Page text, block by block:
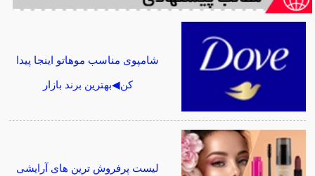
شامپوی مناسب موهاتو اینجا پیدا
کن◀بهترین برند بازار
لیست پرفروش ترین های آرایشی